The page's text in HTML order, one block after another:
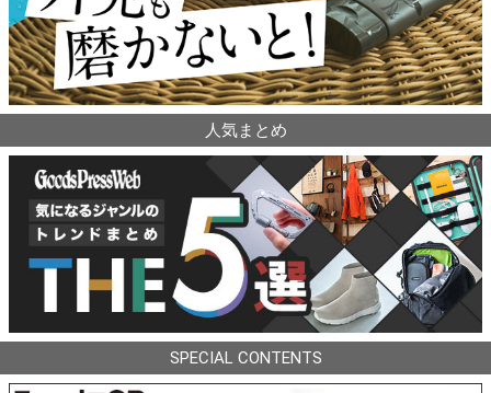
人気まとめ
SPECIAL CONTENTS